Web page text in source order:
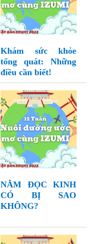
Khám sức khỏe
tổng quát: Những
điều cần biết!
NẰM ĐỌC KINH
CÓ BỊ SAO
KHÔNG?